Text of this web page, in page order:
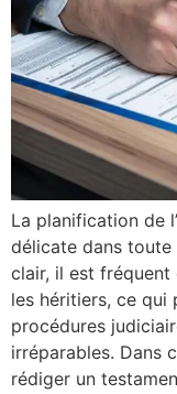
La planification de
délicate dans toute
clair, il est
les héritiers, ce qui
procédures
irréparables. Dans
rédiger un